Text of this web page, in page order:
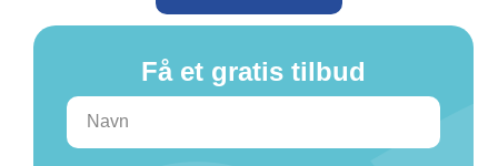
Få et gratis tilbud